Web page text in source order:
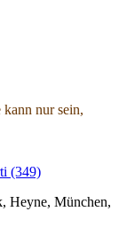
nur sein,
(349)
Heyne, München,